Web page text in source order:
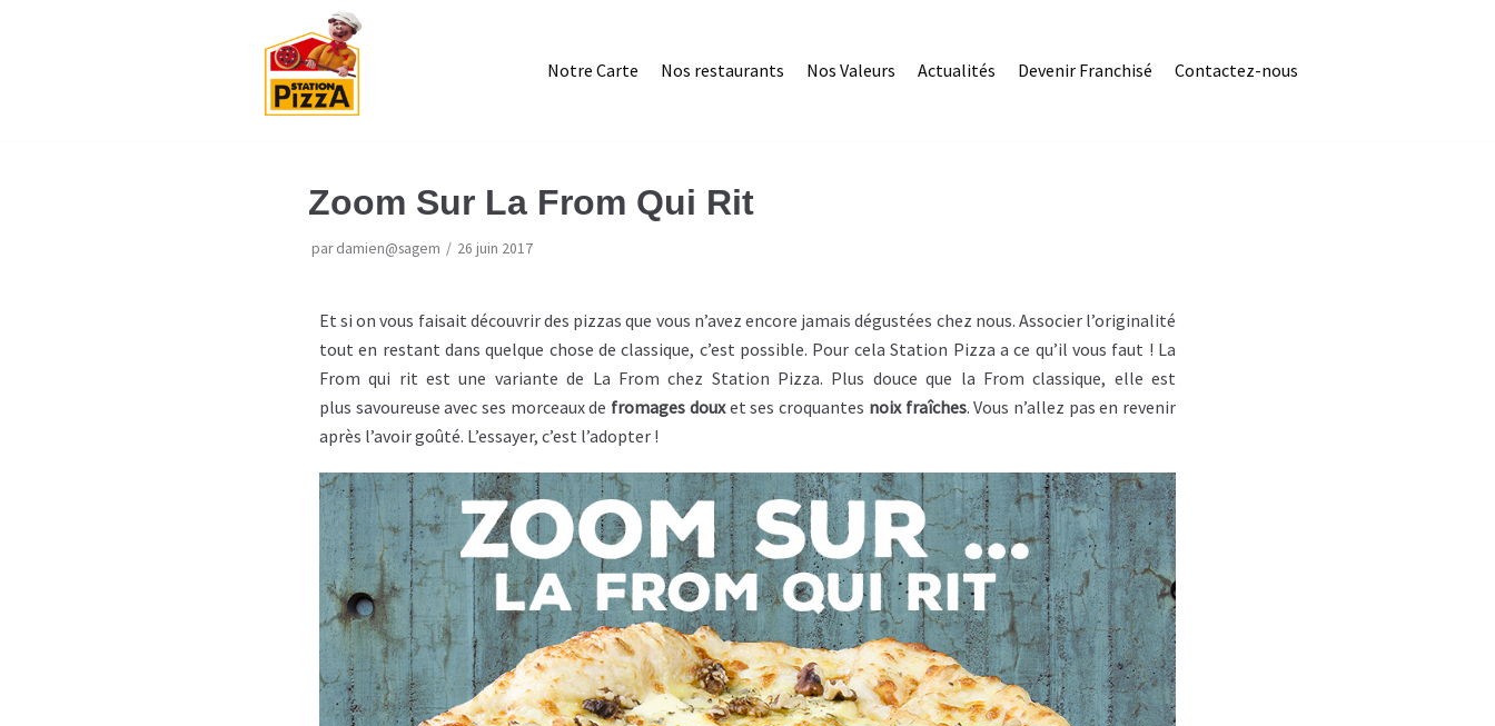
Notre Carte Nos restaurants Nos Valeurs Actualités Devenir Franchisé Contactez-nous
Zoom Sur La From Qui Rit
pardamien@sagem 26 juin 2017
Et si on vous faisait découvrir des pizzas que vous n’avez encore jamais dégustées chez nous. Associer l’originalité
tout en restant dans quelque chose de classique, c’est possible. Pour cela Station Pizza a ce qu’il vous faut ! La
From qui rit est une variante de La From chez Station Pizza. Plus douce que la From classique, elle est
plus savoureuse avec ses morceaux de fromages douxet ses croquantes noix fraîches. Vous n’allez pas en revenir
après l’avoir goûté. L’essayer, c’est l’adopter !